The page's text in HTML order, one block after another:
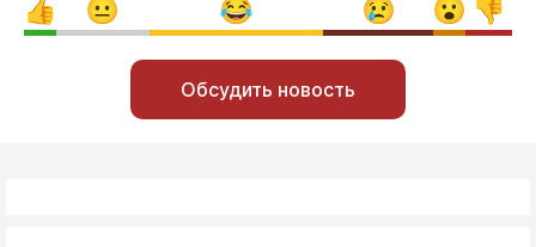
Обсудить новость